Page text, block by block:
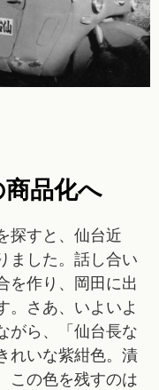
商品化へ
探すと、仙台近
ました。話し合い
を作り、岡田に出
。さあ、いよいよ
がら、「仙台長な
れいな紫紺色。漬
この色を残すのは